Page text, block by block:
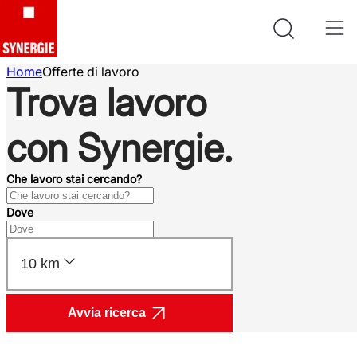
HomeOfferte di lavoro
Trova lavoro
con Synergie.
Che lavoro stai cercando?
Dove
10 km
Avvia ricerca